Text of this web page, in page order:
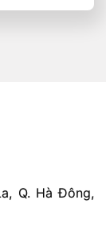
Q. Hà Đông,